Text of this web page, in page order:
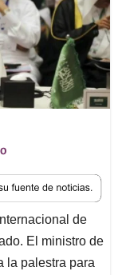
de
El ministro de
la palestra para